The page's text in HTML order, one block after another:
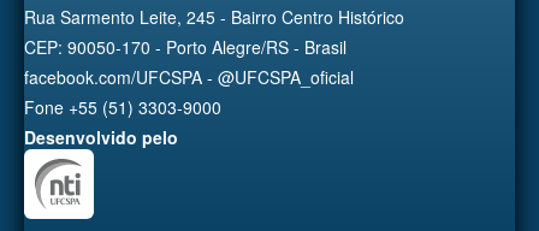
Rua Sarmento Leite, 245 - Bairro Centro Histórico
CEP: 90050-170 - Porto Alegre/RS - Brasil
facebook.com/UFCSPA - @UFCSPA_oficial
Fone +55 (51) 3303-9000
Desenvolvido pelo